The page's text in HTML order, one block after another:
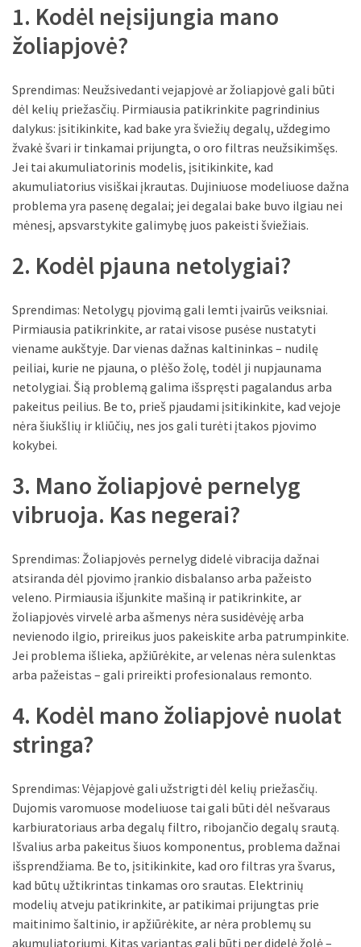
Krovinių
pervežimas
kiek
laiko
tikrųjų
trunka
pristatymas?
USED
CATEGORIES
Patarimai
(96)
Prekės
(76)
Paslaugos
(70)
Namai
(28)
Verslas
(20)
LAISVALAIKIS
(19)
Auto
(13)
(12)
Ekologija
(6)
1. Kodėl neįsijungia mano
žoliapjovė?
Sprendimas: Neužsivedanti vejapjovė ar žoliapjovė gali būti
dėl kelių priežasčių. Pirmiausia patikrinkite pagrindinius
dalykus: įsitikinkite, kad bake yra šviežių degalų, uždegimo
žvakė švari ir tinkamai prijungta, o oro filtras neužsikimšęs.
Jei tai akumuliatorinis modelis, įsitikinkite, kad
akumuliatorius visiškai įkrautas. Dujiniuose modeliuose dažna
problema yra pasenę degalai; jei degalai bake buvo ilgiau nei
mėnesį, apsvarstykite galimybę juos pakeisti šviežiais.
2. Kodėl pjauna netolygiai?
Sprendimas: Netolygų pjovimą gali lemti įvairūs veiksniai.
Pirmiausia patikrinkite, ar ratai visose pusėse nustatyti
viename aukštyje. Dar vienas dažnas kaltininkas – nudilę
peiliai, kurie ne pjauna, o plėšo žolę, todėl ji nupjaunama
netolygiai. Šią problemą galima išspręsti pagalandus arba
pakeitus peilius. Be to, prieš pjaudami įsitikinkite, kad vejoje
nėra šiukšlių ir kliūčių, nes jos gali turėti įtakos pjovimo
kokybei.
3. Mano žoliapjovė pernelyg
vibruoja. Kas negerai?
Sprendimas: Žoliapjovės pernelyg didelė vibracija dažnai
atsiranda dėl pjovimo įrankio disbalanso arba pažeisto
veleno. Pirmiausia išjunkite mašiną ir patikrinkite, ar
žoliapjovės virvelė arba ašmenys nėra susidėvėję arba
nevienodo ilgio, prireikus juos pakeiskite arba patrumpinkite.
Jei problema išlieka, apžiūrėkite, ar velenas nėra sulenktas
arba pažeistas – gali prireikti profesionalaus remonto.
4. Kodėl mano žoliapjovė nuolat
stringa?
Sprendimas: Vėjapjovė gali užstrigti dėl kelių priežasčių.
Dujomis varomuose modeliuose tai gali būti dėl nešvaraus
karbiuratoriaus arba degalų filtro, ribojančio degalų srautą.
Išvalius arba pakeitus šiuos komponentus, problema dažnai
išsprendžiama. Be to, įsitikinkite, kad oro filtras yra švarus,
kad būtų užtikrintas tinkamas oro srautas. Elektrinių
modelių atveju patikrinkite, ar patikimai prijungtas prie
maitinimo šaltinio, ir apžiūrėkite, ar nėra problemų su
akumuliatoriumi. Kitas variantas gali būti per didelė žolė –